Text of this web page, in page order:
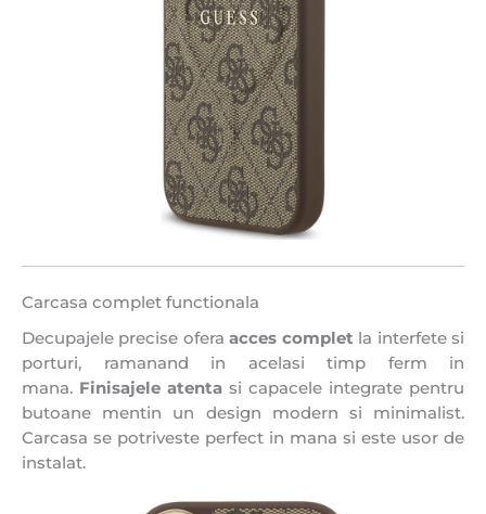
Carcasa complet functionala
Decupajele precise oferaacces complet la interfete si
porturi, ramanand in acelasi timp ferm in
mana. Finisajele atenta si capacele integrate pentru
butoane mentin un design modern si minimalist.
Carcasa se potriveste perfect in mana si este usor de
instalat.